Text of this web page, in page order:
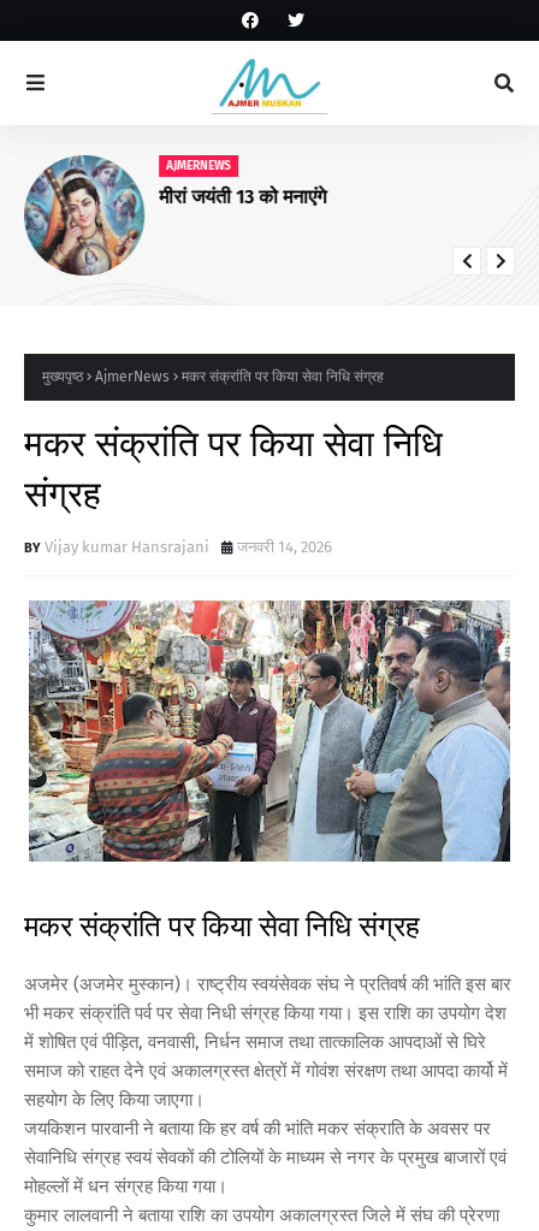
AJMERNEWS
मीरां जयंती 13 को मनाएंगे
मुख्यपृष्ठ AjmerNews मकर संक्रांति पर किया सेवा निधि संग्रह
मकर संक्रांति पर किया सेवा निधि
संग्रह
Vijay kumar Hansrajani जनवरी 14, 2026
मकर संक्रांति पर किया सेवा निधि संग्रह
अजमेर (अजमेर मुस्कान)। राष्ट्रीय स्वयंसेवक संघ ने प्रतिवर्ष की भांति इस बार
भी मकर संक्रांति पर्व पर सेवा निधी संग्रह किया गया। इस राशि का उपयोग देश
में शोषित एवं पीड़ित, वनवासी, निर्धन समाज तथा तात्कालिक आपदाओं से घिरे
समाज को राहत देने एवं अकालग्रस्त क्षेत्रों में गोवंश संरक्षण तथा आपदा कार्यो में
सहयोग के लिए किया जाएगा।
जयकिशन पारवानी ने बताया कि हर वर्ष की भांति मकर संक्राति के अवसर पर
सेवानिधि संग्रह स्वयं सेवकों की टोलियों के माध्यम से नगर के प्रमुख बाजारों एवं
मोहल्लों में धन संग्रह किया गया।
कुमार लालवानी ने बताया राशि का उपयोग अकालग्रस्त जिले में संघ की प्रेरणा